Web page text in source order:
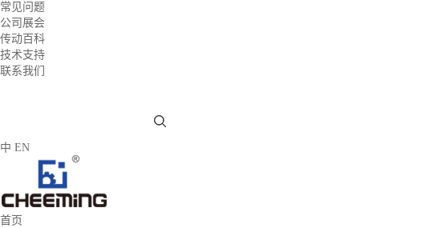
常见问题
公司展会
传动百科
技术支持
联系我们
中 EN
首页